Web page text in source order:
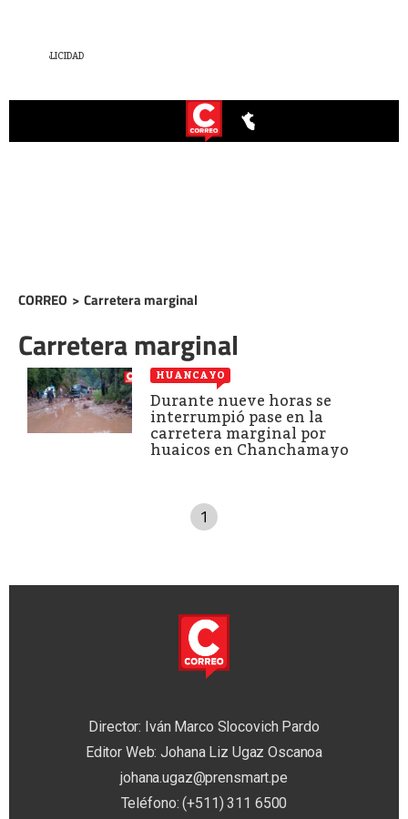
CORREO > Carretera marginal
Carretera marginal
HUANCAYO
Durante nueve horas se
interrumpió pase en la
carretera marginal por
huaicos en Chanchamayo
1
Director: Iván Marco Slocovich Pardo
Editor Web: Johana Liz Ugaz Oscanoa
johana.ugaz@prensmart.pe
Teléfono: (+511) 311 6500